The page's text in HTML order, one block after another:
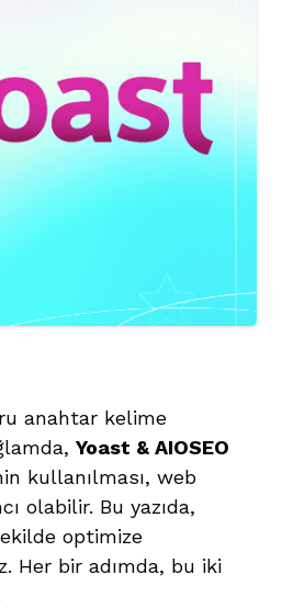
anahtar kelime
Yoast & AIOSEO
kullanılması, web
olabilir. Bu yazıda,
optimize
Her bir adımda, bu iki